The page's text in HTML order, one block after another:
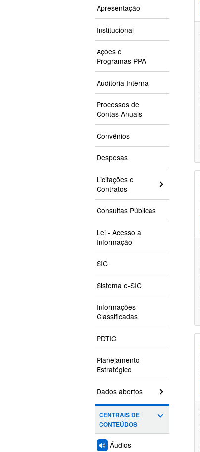
Apresentação
Institucional
Ações e
Programas PPA
Auditoria Interna
Processos de
Contas Anuais
Convênios
Despesas
Licitações e
Contratos
Consultas Públicas
Lei - Acesso a
Informação
SIC
Sistema e-SIC
Informações
Classificadas
PDTIC
Planejamento
Estratégico
Dados abertos
CENTRAIS DE
CONTEÚDOS
Áudios